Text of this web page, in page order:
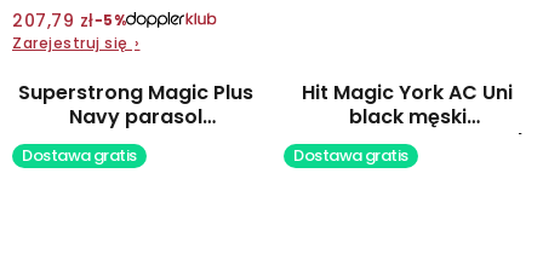
207,79 zł−5%
Zarejestruj się ›
Superstrong Magic Plus
Navy parasol
automatyczny
Dostawa gratis
Hit Magic York AC Uni
black męski
automatyczny parasol
Dostawa gratis